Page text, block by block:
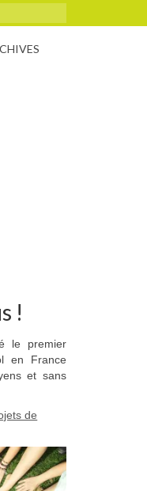
!
le premier
en France
et sans
de